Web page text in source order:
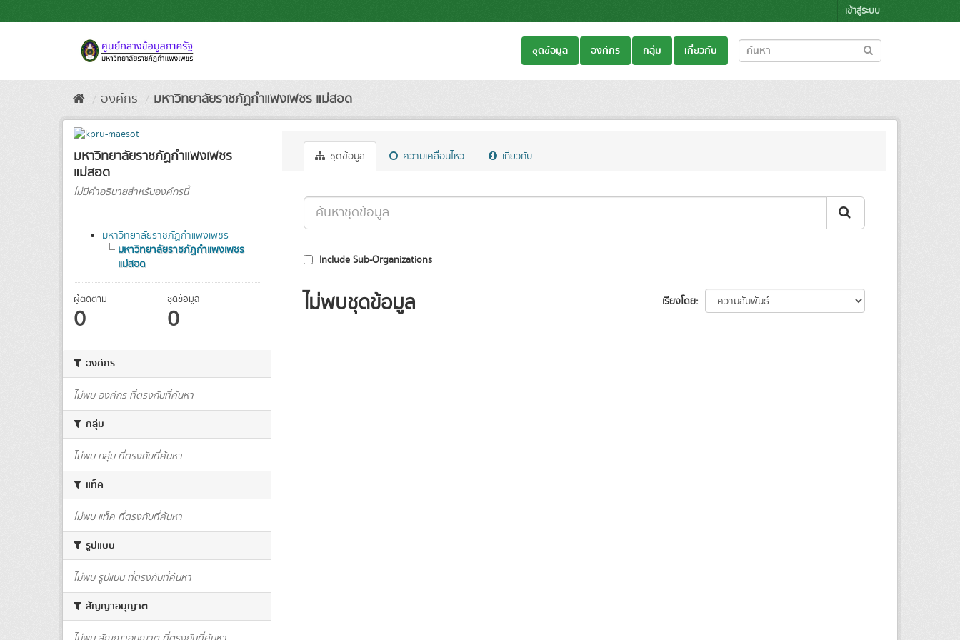
to
เข้าสู่ระบบ
ชุดข้อมูล องค์กร กลุ่ม เกี่ยวกับ
องค์กร มหาวิทยาลัยราชภัฏกำแพงเพชร แม่สอด
มหาวิทยาลัยราชภัฏกำแพงเพชร
แม่สอด
ไม่มีคำอธิบายสำหรับองค์กรนี้
มหาวิทยาลัยราชภัฏกำแพงเพชร
มหาวิทยาลัยราชภัฏกำแพงเพชร
แม่สอด
ผู้ติดตาม
0
ชุดข้อมูล
0
องค์กร
ไม่พบ องค์กร ที่ตรงกับที่ค้นหา
กลุ่ม
ไม่พบ กลุ่ม ที่ตรงกับที่ค้นหา
แท็ค
ไม่พบ แท็ค ที่ตรงกับที่ค้นหา
รูปแบบ
ไม่พบ รูปแบบ ที่ตรงกับที่ค้นหา
สัญญาอนุญาต
ชุดข้อมูล ความเคลื่อนไหว เกี่ยวกับ
Include Sub-Organizations
เรียงโดย
ไม่พบชุดข้อมูล